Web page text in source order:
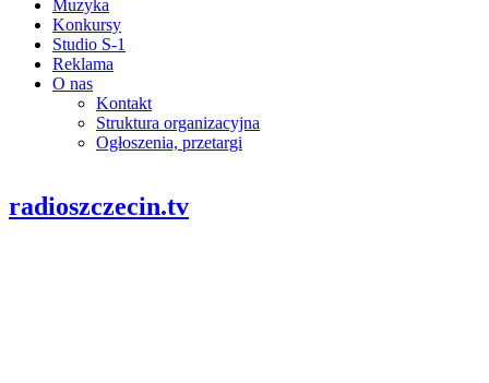
Muzyka
Konkursy
Studio S-1
Reklama
O nas
Kontakt
Struktura organizacyjna
Ogłoszenia, przetargi
radioszczecin.tv